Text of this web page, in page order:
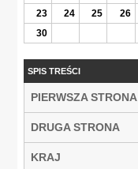
23
24 25 26
30
SPIS TREŚCI
PIERWSZA STRONA
DRUGA STRONA
KRAJ